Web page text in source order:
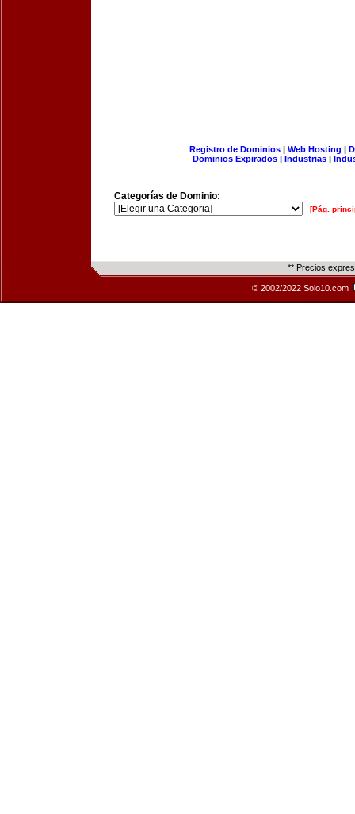
Registro de Dominios| Web Hosting |
Dominios Expirados | Industrias |
Categorías de Dominio:
[Pág.
** Precios
© 2002/2022 Solo10.com